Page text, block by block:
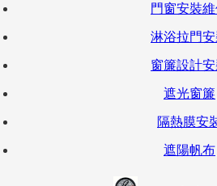
門窗安裝
淋浴拉門安
窗簾設計
遮光窗簾
隔熱膜安
遮陽帆布